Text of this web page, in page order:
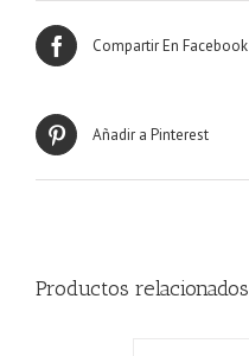
Compartir En Facebook
Añadir a Pinterest
Productos relacionados